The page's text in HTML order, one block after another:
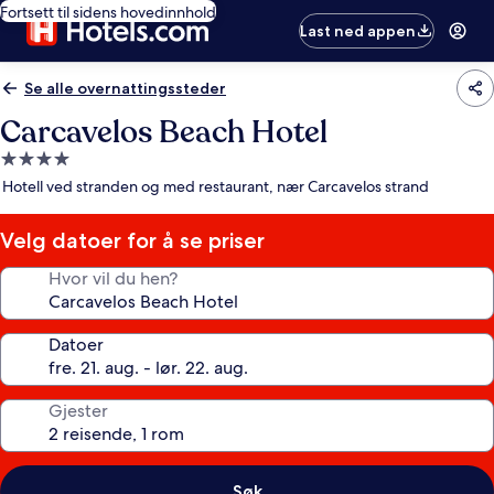
Fortsett til sidens hovedinnhold
Last ned appen
Se alle overnattingssteder
Carcavelos Beach Hotel
Overnattingssted
med
stjerner
Hotell ved stranden og med restaurant, nær Carcavelos strand
Velg datoer for å se priser
Hvor vil du hen?
Datoer
Gjester